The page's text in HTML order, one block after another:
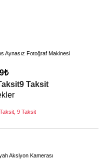
Aynasız Fotoğraf Makinesi
₺
9 Taksit
9 Taksit
Aksiyon Kamerası